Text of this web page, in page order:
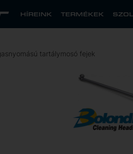
HÍREINK TERMÉKEK
tartálymosó fejek